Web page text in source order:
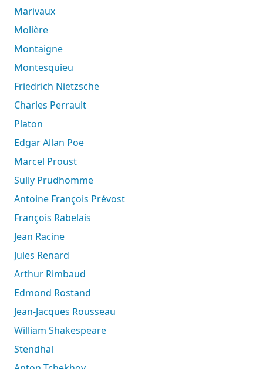
Marivaux
Molière
Montaigne
Montesquieu
Friedrich Nietzsche
Charles Perrault
Platon
Edgar Allan Poe
Marcel Proust
Sully Prudhomme
Antoine François Prévost
François Rabelais
Jean Racine
Jules Renard
Arthur Rimbaud
Edmond Rostand
Jean-Jacques Rousseau
William Shakespeare
Stendhal